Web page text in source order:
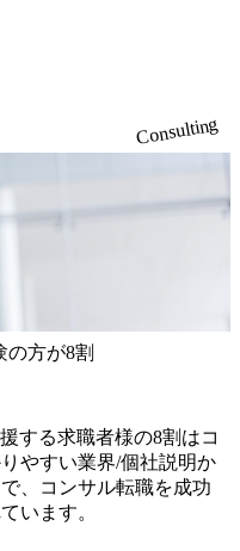
なプロジェクトによる
ィングファームや総合
め、メーカー、ITベン
出自で構成されてお
クトワークが可能 総合
り、全方位のクライア
存在しており、手を上
ジ機会を提供している
離職率10％以下、未経
着率を誇る 大手ファー
ファーム経験者の場合
個人」の成⾧を重視す
く、今ならReadyになれ
た経営環境の下、コン
験者の場合は、自らチ
もった営業活動、デリ
との協業、新規ソリュ
の顧客基盤、エンジニ
のみ、顔出ししていた
っており、業界の枠に縛
ことなくデリバリーに注
視しており、意にそぐ
てしまった場合、半強
ことが可能。その結
平均は2～30%程度) 残業
リューが出ていないから
はしない DE&Iにおいて
などさまざまなバックグ
を整えている SDGsの推
行っている 部活動も活
おり、さまざまな役
ットワーク形成・交流
ログラムが非常に充実</
思議紹介等、規模が大
がりを広げる取り組み
海外展開を見据えてい
程度だが、英語が得
Consulting
の方が8割
する求職者様の8割はコ
やすい業界/個社説明か
、コンサル転職を成功
います。